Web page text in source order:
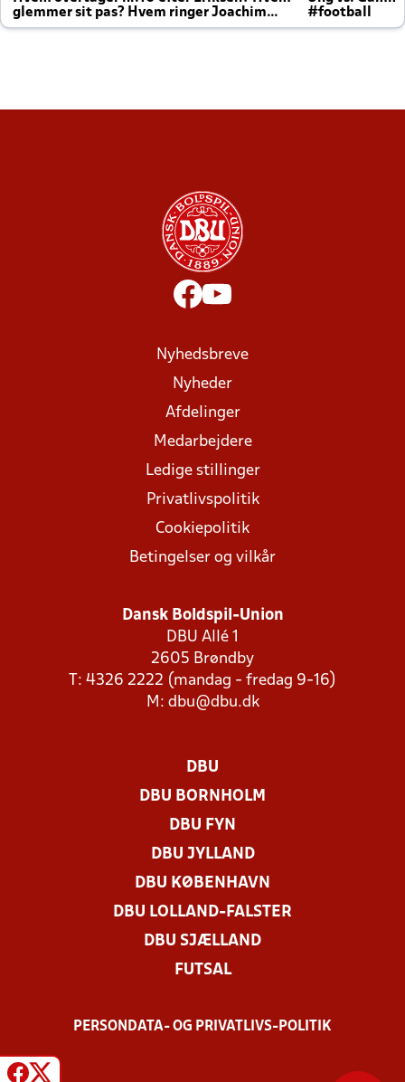
glemmer sit pas? Hvem ringer Joachim
altid til efter kampe?
#football
Nyhedsbreve
Nyheder
Afdelinger
Medarbejdere
Ledige stillinger
Privatlivspolitik
Cookiepolitik
Betingelser og vilkår
Dansk Boldspil-Union
DBU Allé 1
2605 Brøndby
T: 4326 2222 (mandag - fredag 9-16)
M: dbu@dbu.dk
DBU
DBU BORNHOLM
DBU FYN
DBU JYLLAND
DBU KØBENHAVN
DBU LOLLAND-FALSTER
DBU SJÆLLAND
FUTSAL
PERSONDATA- OG PRIVATLIVS-POLITIK